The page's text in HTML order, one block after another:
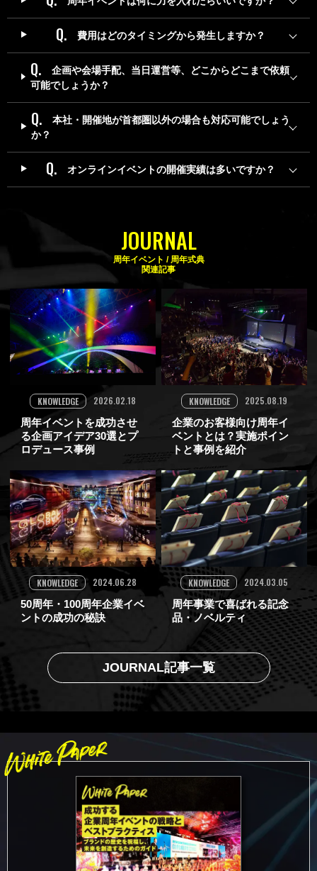
費用はどのタイミングから発生しますか？
企画や会場手配、当日運営等、どこからどこまで依頼
可能でしょうか？
本社・開催地が首都圏以外の場合も対応可能でしょう
か？
オンラインイベントの開催実績は多いですか？
周年イベント / 周年式典
関連記事
JOURNAL
周年イベントを成功させ
る企画アイデア30選とプ
ロデュース事例
KNOWLEDGE
2026.02.18
企業のお客様向け周年イ
ベントとは？実施ポイン
トと事例を紹介
KNOWLEDGE 2025.08.19
50周年・100周年企業イベ
ントの成功の秘訣
KNOWLEDGE
2024.06.28
周年事業で喜ばれる記念
品・ノベルティ
KNOWLEDGE 2024.03.05
JOURNAL記事一覧